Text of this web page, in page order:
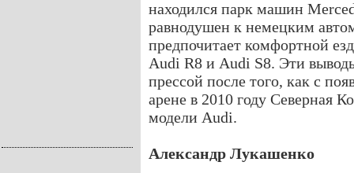
находился парк машин
равнодушен к немецким
предпочитает комфортной
Audi R8 и Audi S8. Эти
прессой после того, как с
арене в 2010 году Северная
модели Audi.
Александр Лукашенко